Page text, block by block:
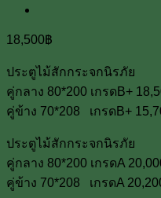
18,500฿
ประตูไม้สักกระจกนิรภัย
คู่กลาง 80*200 เกรดB+
คู่ข้าง 70*208 เกรดB+
ประตูไม้สักกระจกนิรภัย
คู่กลาง 80*200 เกรดA
คู่ข้าง 70*208 เกรดA